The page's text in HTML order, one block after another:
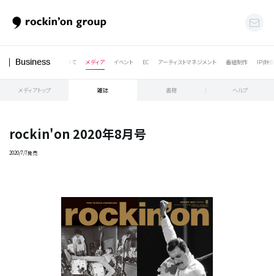
Business すべて メディア イベント EC アーティストマネジメント 番組制作 IP(映
メディアトップ 雑誌 書籍 ヘルプ
rockin'on 2020年8月号
2020/7/7発売